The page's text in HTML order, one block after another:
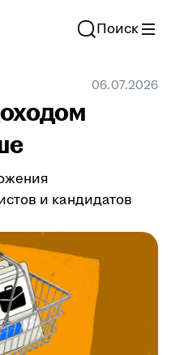
Поиск
06.07.2026
и кандидатов